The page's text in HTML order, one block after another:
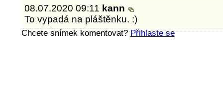
08.07.2020 09:11 kann
To vypadá na pláštěnku. :)
Chcete snímek komentovat? Přihlaste se